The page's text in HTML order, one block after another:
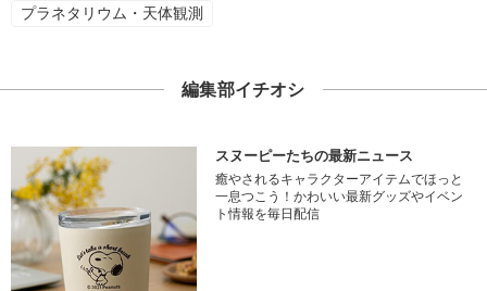
プラネタリウム・天体観測
編集部イチオシ
スヌーピーたちの最新ニュース
癒やされるキャラクターアイテムでほっと
一息つこう！かわいい最新グッズやイベン
ト情報を毎日配信